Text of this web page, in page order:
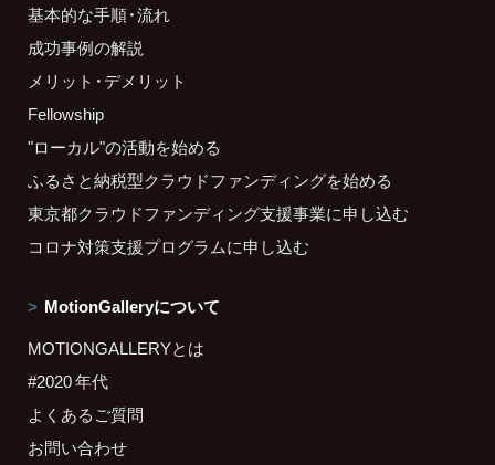
基本的な手順・流れ
成功事例の解説
メリット・デメリット
Fellowship
"ローカル"の活動を始める
ふるさと納税型クラウドファンディングを始める
東京都クラウドファンディング支援事業に申し込む
コロナ対策支援プログラムに申し込む
MotionGalleryについて
MOTIONGALLERYとは
#2020 年代
よくあるご質問
お問い合わせ